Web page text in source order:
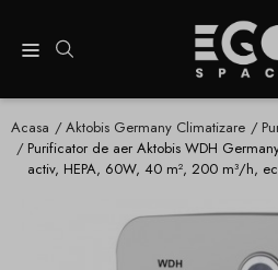
Acasa Aktobis Germany Climatizare
Purificator de aer Aktobis WDH
activ, HEPA, 60W, 40 m², 200 m³/h,